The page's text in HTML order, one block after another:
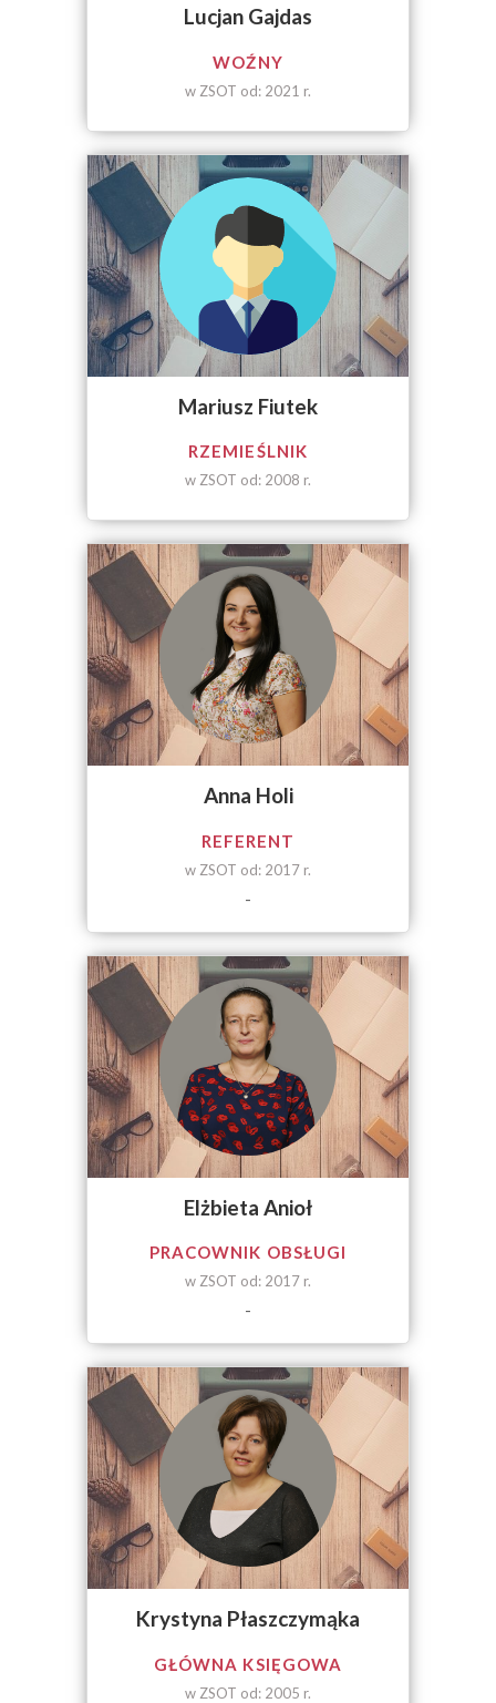
Lucjan Gajdas
WOŹNY
w ZSOT od: 2021 r.
Mariusz Fiutek
RZEMIEŚLNIK
w ZSOT od: 2008 r.
Anna Holi
REFERENT
w ZSOT od: 2017 r.
-
Elżbieta Anioł
PRACOWNIK OBSŁUGI
w ZSOT od: 2017 r.
-
Krystyna Płaszczymąka
GŁÓWNA KSIĘGOWA
w ZSOT od: 2005 r.